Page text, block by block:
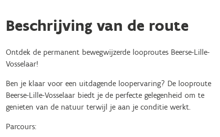
Beschrijving van de route
Ontdek de permanent bewegwijzerde looproutes Beerse-Lille-
Vosselaar!
Ben je klaar voor een uitdagende loopervaring? De looproute
Beerse-Lille-Vosselaar biedt je de perfecte gelegenheid om te
genieten van de natuur terwijl je aan je conditie werkt.
Parcours: